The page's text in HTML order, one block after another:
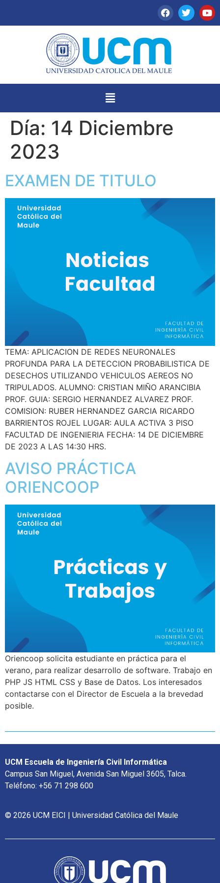
Día: 14 Diciembre
2023
EXAMEN DE TITULO
TEMA: APLICACION DE REDES NEURONALES
PROFUNDA PARA LA DETECCION PROBABILISTICA DE
DESECHOS UTILIZANDO VEHICULOS AEREOS NO
TRIPULADOS. ALUMNO: CRISTIAN MIÑO ARANCIBIA
PROF. GUIA: SERGIO HERNANDEZ ALVAREZ PROF.
COMISION: RUBER HERNANDEZ GARCIA RICARDO
BARRIENTOS ROJEL LUGAR: AULA ACTIVA 3 PISO
FACULTAD DE INGENIERIA FECHA: 14 DE DICIEMBRE
DE 2023 A LAS 14:30 HRS.
AVISO PRÁCTICA
ORIENCOOP
Oriencoop solicita estudiante en práctica para el
verano, para realizar desarrollo de software. Trabajo en
PHP JS HTML CSS y Base de Datos. Los interesados
contactarse con el Director de Escuela a la brevedad
posible.
UCM Escuela de Ingeniería Civil Informática
Campus San Miguel, Avenida San Miguel 3605, Talca.
Teléfono: +56 71 298 600
© 2026 UCM EICI | Universidad Católica del Maule